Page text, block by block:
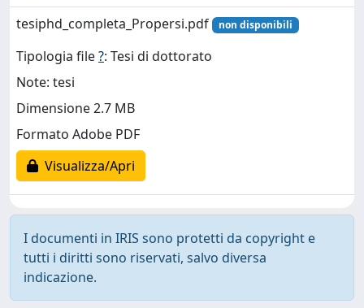
tesiphd_completa_Propersi.pdf
non disponibili
Tipologia file?: Tesi di dottorato
Note: tesi
Dimensione 2.7 MB
Formato Adobe PDF
Visualizza/Apri
I documenti in IRIS sono protetti da copyright e
tutti i diritti sono riservati, salvo diversa
indicazione.